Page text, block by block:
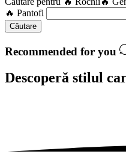
🔥 Pantofi
Căutare
Recommended for you
Descoperă stilul